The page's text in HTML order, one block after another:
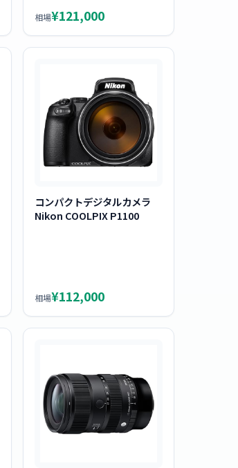
相場¥121,000
コンパクトデジタルカメラ
Nikon COOLPIX P1100
相場¥112,000